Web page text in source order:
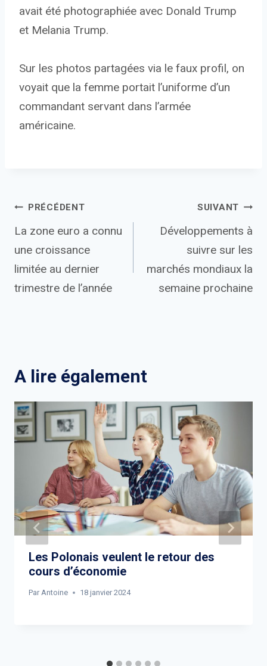
avait été photographiée avec Donald Trump
et Melania Trump.
Sur les photos partagées via le faux profil, on
voyait que la femme portait l’uniforme d’un
commandant servant dans l’armée
américaine.
Navigation
de
l’article
PRÉCÉDENT
La zone euro a connu
une croissance
limitée au dernier
trimestre de l’année
SUIVANT
Développements à
suivre sur les
marchés mondiaux la
semaine prochaine
A lire également
Les Polonais veulent le retour des
cours d’économie
Par Antoine 18 janvier 2024